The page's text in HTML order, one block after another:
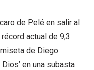
de Pelé en salir al
actual de 9,3
de Diego
en una subasta